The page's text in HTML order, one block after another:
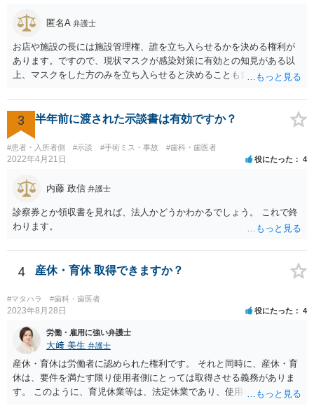
匿名A 弁護士
お店や施設の長には施設管理権、誰を立ち入らせるかを決める権利が
あります。ですので、現状マスクが感染対策に有効との知見がある以
上、マスクをした方のみを立ち入らせると決めることも自由であり、
など公益的な側面のある業種ですと、公衆浴場法など各種業法で定め
られた理由以外での利用拒否は禁止されていますし、公の施設でもマ
スクなしだけでの利用拒否は問題となりえますが、民間のお店に対し
ては慰謝料の請求は認められないと考えられます。
3 半年前に渡された示談書は有効ですか？
#患者・入所者側 #示談 #手術ミス・事故 #歯科・歯医者
2022年4月21日 役にたった 4
内藤 政信 弁護士
診察券とか領収書を見れば、法人かどうかわかるでしょう。 これで終
わります。
4 産休・育休 取得できますか？
#マタハラ #歯科・歯医者
2023年8月28日 役にたった 4
労働・雇用に強い弁護士
大﨑 美生 弁護士
産休・育休は労働者に認められた権利です。 それと同時に、産休・育
休は、要件を満たす限り使用者側にとっては取得させる義務がありま
す。 このように、育児休業等は、法定休業であり、使用者側で任意に